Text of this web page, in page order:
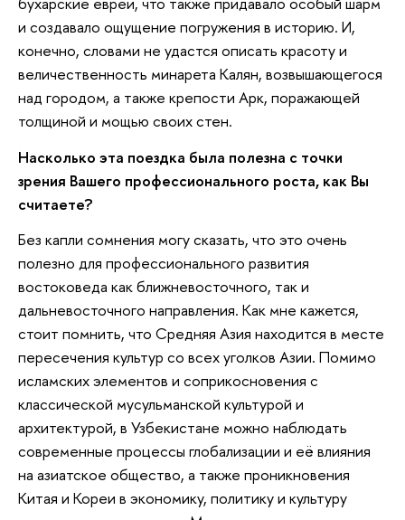
и создавало ощущение погружения в историю. И,
конечно, словами не удастся описать красоту и
величественность минарета Калян, возвышающегося
над городом, а также крепости Арк, поражающей
толщиной и мощью своих стен.
Насколько эта поездка была полезна с точки
зрения Вашего профессионального роста, как Вы
считаете?
Без капли сомнения могу сказать, что это очень
полезно для профессионального развития
востоковеда как ближневосточного, так и
дальневосточного направления. Как мне кажется,
стоит помнить, что Средняя Азия находится в месте
пересечения культур со всех уголков Азии. Помимо
исламских элементов и соприкосновения с
классической мусульманской культурой и
архитектурой, в Узбекистане можно наблюдать
современные процессы глобализации и её влияния
на азиатское общество, а также проникновения
Китая и Кореи в экономику, политику и культуру